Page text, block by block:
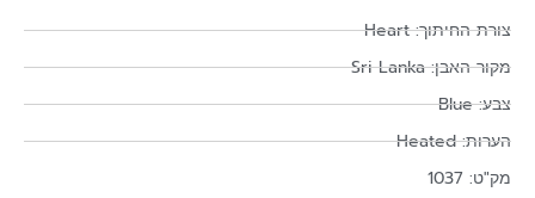
צורת החיתוך: Heart
מקור האבן: Sri Lanka
צבע: Blue
הערות: Heated
מק"ט: 1037